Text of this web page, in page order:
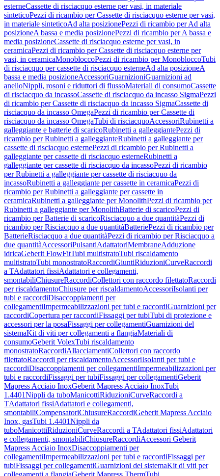
esterneCassette di risciacquo esterne per vasi, in materiale
sinteticoPezzi di ricambio per Cassette di risciacquo esterne per vasi,
in materiale sinteticoAd alta posizionePezzi di ricambio per Ad alta
posizioneA bassa e media posizionePezzi di ricambio per A bassa e
media posizioneCassette di risciacquo esterne per vasi, in
ceramicaPezzi di ricambio per Cassette di risciacquo esterne per
vasi, in ceramicaMonobloccoPezzi di ricambio per MonobloccoTubi
di risciacquo per cassette di risciacquo esterneAd alta posizioneA
bassa e media posizioneAccessoriGuarnizioniGuarnizioni ad
anelloNippli, rosoni e riduttori di flussoMateriali di consumoCassette
di risciacquo da incassoCassette di risciacquo da incasso SigmaPezzi
di ricambio per Cassette di risciacquo da incasso SigmaCassette di
risciacquo da incasso OmegaPezzi di ricambio per Cassette di
risciacquo da incasso OmegaTubi di risciacquoAccessoriRubinetti a
galleggiante e batterie di scaricoRubinetti a galleggiantePezzi di
ricambio per Rubinetti a galleggianteRubinetti a galleggiante per
cassette di risciacquo esternePezzi di ricambio per Rubinetti a
galleggiante per cassette di risciacquo esterneRubinetti a
galleggiante per cassette di risciacquo da incassoPezzi di ricambio
per Rubinetti a galleggiante per cassette di risciacquo da
incassoRubinetti a galleggiante per cassette in ceramicaPezzi di
ricambio per Rubinetti a galleggiante per cassette in
ceramicaRubinetti a galleggiante per MonolithPezzi di ricambio per
Rubinetti a galleggiante per MonolithBatterie di scaricoPezzi di
ricambio per Batterie di scaricoRisciacquo a due quantitàPezzi di
ricambio per Risciacquo a due quantitàBatteriePezzi di ricambio per
BatterieRisciacquo a due quantitàPezzi di ricambio per Risciacquo a
due quantitàAccessoriPulsantiAdattatoriMembraneAdduzione
idricaGeberit FlowFitTubi multistratoTubi riscaldamento
multistratoTubi monostratoRaccordiGiuntiRiduzioniCurveRaccordi
a TAdattatori fissiAdattatori e collegamenti,
smontabiliChiusureRaccordiCollettori con raccordo filettatoRaccordi
per riscaldamentoChiusure per riscaldamentoAccessoriIsolanti per
tubi e raccordiDisaccoppiamenti per
collegamentiImpermeabilizzazioni per tubi e raccordiGuarnizioni per
raccordiCopertura per raccordiFissaggi per tubiTubi di protezione e
accessori per la posaFissaggi per collegamentiGuarnizioni del
sistemaKit di viti per collegamenti a flangiaMateriali di
consumoGeberit VolexTubi riscaldamento
monostratoRaccordiAllacciamentiCollettori con raccordo
filettatoRaccordi per riscaldamentoAccessoriIsolanti per tubi e
raccordiDisaccoppiamenti per collegamentiImpermeabilizzazioni per
tubi e raccordiFissaggi per tubiFissaggi per collegamentiGeberit
Mapress Acciaio InoxGeberit Mapress Acciaio InoxTubi
1.4401Nippli da tuboManicottiRiduzioniCurveRaccordi a
TAdattatori fissiAdattatori e collegamenti,
smontabiliCompensatoriChiusureRaccordiGeberit Mapress Acciaio
Inox, gasTubi 1.4401Nippli da
tuboManicottiRiduzioniCurveRaccordi a TAdattatori fissiAdattatori
e collegamenti, smontabiliChiusureRaccordiAccessori Geberit
Mapress Acciaio InoxDisaccoppiamenti per
collegamentiImpermeabilizzazioni per tubi e raccordiFissaggi per
tubiFissaggi per collegamentiGuarnizioni del sistemaKit di viti per
collegamenti a flangiaGeberit Mapress ThermTubi